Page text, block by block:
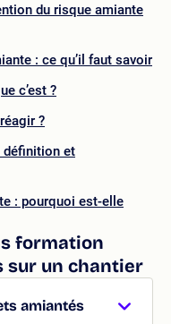
du risque amiante
: ce qu’il faut savoir
c’est ?
?
définition et
: pourquoi est-elle
formation
sur un chantier
amiantés